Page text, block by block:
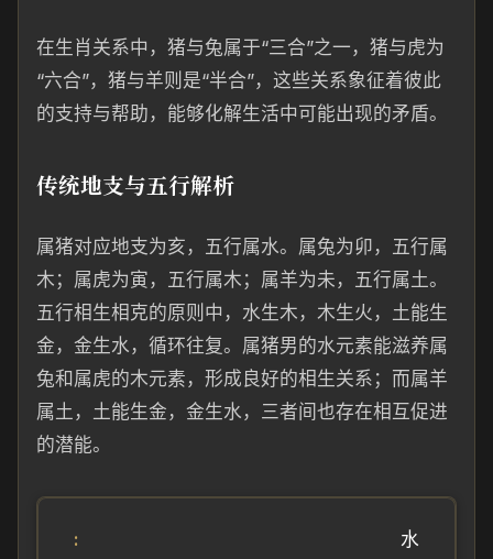
在生肖关系中，猪与兔属于“三合”之一，猪与虎为
“六合”，猪与羊则是“半合”，这些关系象征着彼此
的支持与帮助，能够化解生活中可能出现的矛盾。
传统地支与五行解析
属猪对应地支为亥，五行属水。属兔为卯，五行属
木；属虎为寅，五行属木；属羊为未，五行属土。
五行相生相克的原则中，水生木，木生火，土能生
金，金生水，循环往复。属猪男的水元素能滋养属
兔和属虎的木元素，形成良好的相生关系；而属羊
属土，土能生金，金生水，三者间也存在相互促进
的潜能。
水